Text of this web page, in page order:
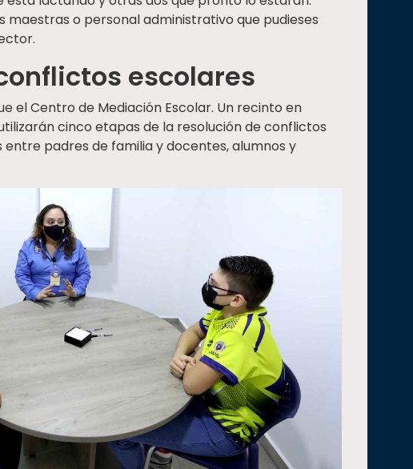
o personal administrativo que pudieses
escolares
el Centro de Mediación Escolar. Un recinto en
cinco etapas de la resolución de conflictos
padres de familia y docentes, alumnos y